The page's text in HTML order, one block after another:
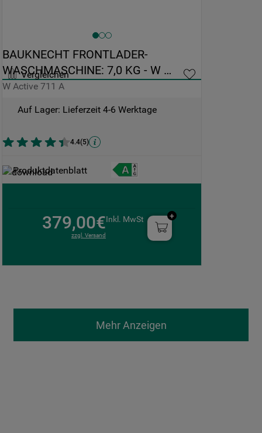
Vergleichen
BAUKNECHT FRONTLADER-
WASCHMASCHINE: 7,0 KG - W
ACTIVE 711 A
W Active 711 A
Auf Lager: Lieferzeit 4-6 Werktage
4.4(5)
Produktdatenblatt
379,00€Inkl. MwSt
zzgl. Versand
Mehr Anzeigen